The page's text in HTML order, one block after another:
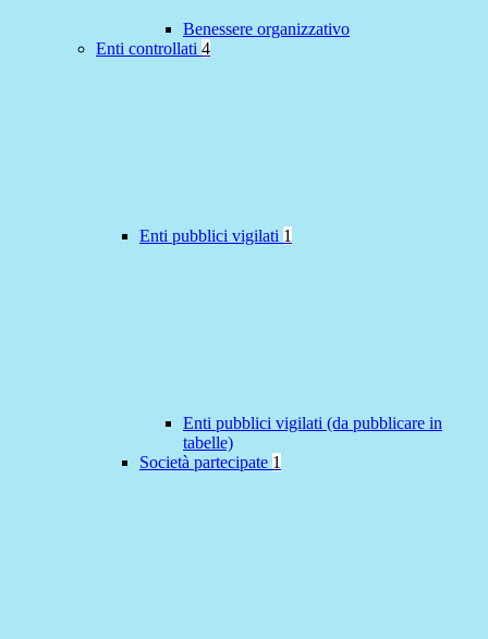
Benessere organizzativo
Enti controllati 4
Enti pubblici vigilati 1
Enti pubblici vigilati (da pubblicare in
tabelle)
Società partecipate 1